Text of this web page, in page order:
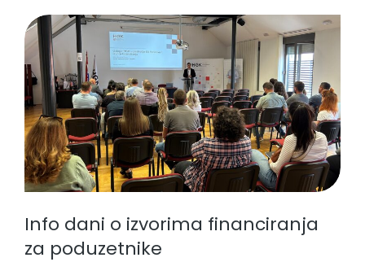
Info dani o izvorima financiranja
za poduzetnike